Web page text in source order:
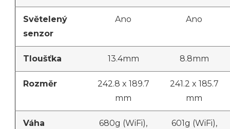
Světelený
senzor
Ano Ano
Tloušťka 13.4mm 8.8mm
Rozměr
242.8 x 189.7
mm
241.2 x 185.7
mm
Váha
680g (WiFi),
601g (WiFi),